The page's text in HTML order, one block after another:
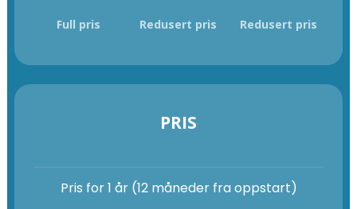
Full pris Redusert pris Redusert pris
PRIS
Pris for 1 år (12 måneder fra oppstart)